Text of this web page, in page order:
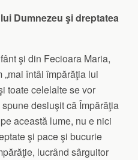
Dumnezeu şi dreptatea
şi din Fecioara Maria,
întâi împărăţia lui
toate celelalte se vor
desluşit că Împărăţia
această lume, nu e nici
şi pace şi bucurie
lucrând sârguitor